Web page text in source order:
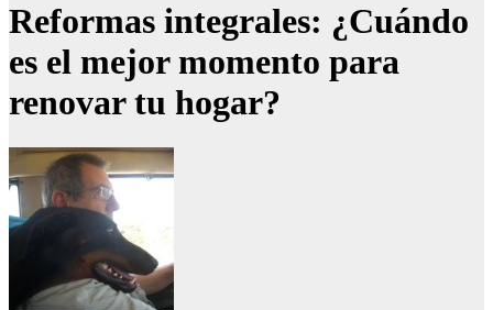
Reformas integrales: ¿Cuándo
es el mejor momento para
renovar tu hogar?